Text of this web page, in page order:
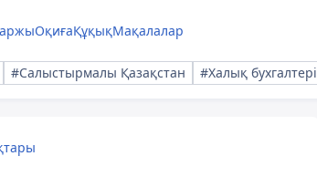
ОқиғаҚұқықМақалалар
#Салыстырмалы Қазақстан #Халық бухгалтері